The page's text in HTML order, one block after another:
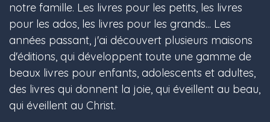
notre famille. Les livres pour les petits, les livres
pour les ados, les livres pour les grands... Les
années passant, j'ai découvert plusieurs maisons
d'éditions, qui développent toute une gamme de
beaux livres pour enfants, adolescents et adultes,
des livres qui donnent la joie, qui éveillent au beau,
qui éveillent au Christ.